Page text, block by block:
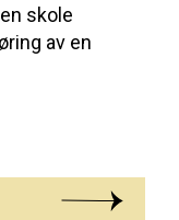
skole
av en